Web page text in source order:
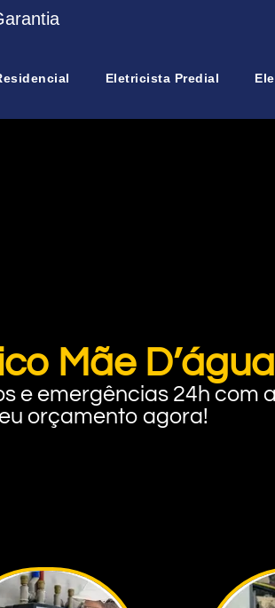
Eletricista Predial
Mãe
e emergências 24h com
orçamento agora!